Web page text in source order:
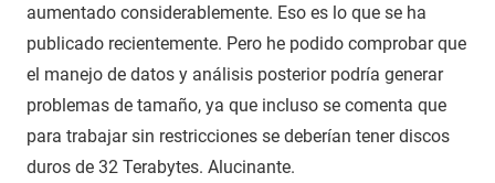
aumentado considerablemente. Eso es lo que se ha
publicado recientemente. Pero he podido comprobar que
el manejo de datos y análisis posterior podría generar
problemas de tamaño, ya que incluso se comenta que
para trabajar sin restricciones se deberían tener discos
duros de 32 Terabytes. Alucinante.